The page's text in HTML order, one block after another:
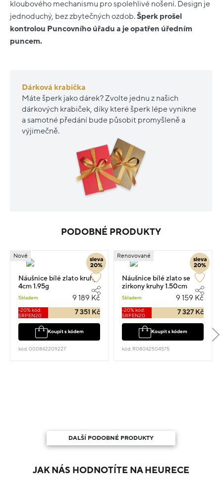
kloubového mechanismu pro spolehlivé nošení. Design je
jednoduchý, bez zbytečných ozdob.Šperk prošel
kontrolou Puncovního úřadu a je opatřen úředním
puncem.
Dárková krabička
Máte šperk jako dárek? Zvolte jednu z našich
dárkových krabiček, díky které šperk lépe vynikne
a samotné předání bude působit promyšleně a
výjimečně.
PODOBNÉ PRODUKTY
sleva
20%
Nové
Náušnice bílé zlato kruhy
4cm 1.95g
Skladem 9 189 Kč
-20% kód:
SRPEN20
7 351 Kč
Koupit s kódem
kód: 000842209227
sleva
20%
Renovované
Náušnice bílé zlato se
zirkony kruhy 1.50cm
Skladem 9 159 Kč
-20% kód:
SRPEN20
7 327 Kč
Koupit s kódem
kód: R08042504575
DALŠÍ PODOBNÉ PRODUKTY
JAK NÁS HODNOTÍTE NA HEURECE